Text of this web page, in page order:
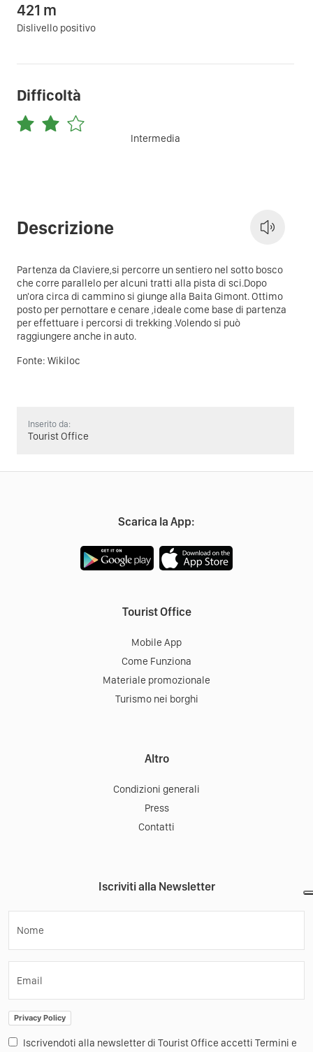
421 m
Dislivello positivo
Difficoltà
Intermedia
Descrizione
Partenza da Claviere,si percorre un sentiero nel sotto bosco
che corre parallelo per alcuni tratti alla pista di sci.Dopo
un'ora circa di cammino si giunge alla Baita Gimont. Ottimo
posto per pernottare e cenare ,ideale come base di partenza
per effettuare i percorsi di trekking .Volendo si può
raggiungere anche in auto.
Fonte: Wikiloc
Inserito da:
Tourist Office
Scarica la App:
Tourist Office
Mobile App
Come Funziona
Materiale promozionale
Turismo nei borghi
Altro
Condizioni generali
Press
Contatti
Iscriviti alla Newsletter
Nome
Email
Privacy Policy
Iscrivendoti alla newsletter di Tourist Office accetti Termini e